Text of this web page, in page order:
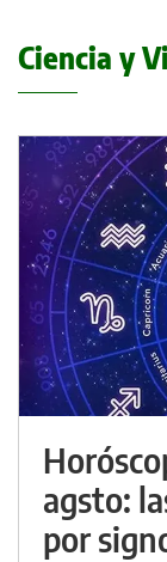
Ciencia y
agsto:
por